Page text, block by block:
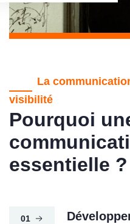
La
visibilité
Pourquoi
essentielle ?
01